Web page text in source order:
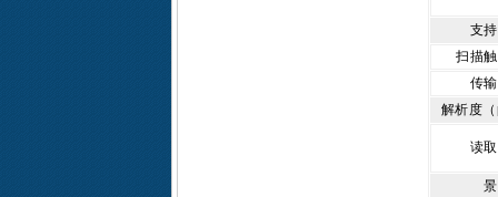
支
扫描
传
解析度
读